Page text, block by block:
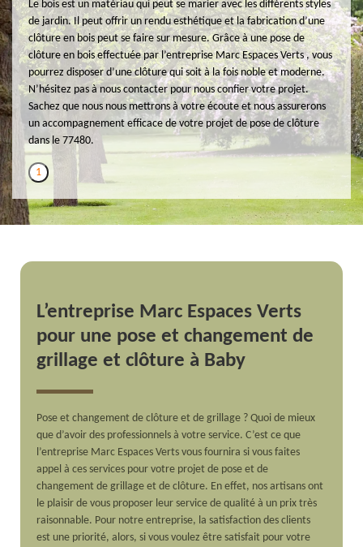
Le bois est un matériau qui peut se marier avec les différents styles
de jardin. Il peut offrir un rendu esthétique et la fabrication d’une
clôture en bois peut se faire sur mesure. Grâce à une pose de
clôture en bois effectuée par l’entreprise Marc Espaces Verts , vous
pourrez disposer d’une clôture qui soit à la fois noble et moderne.
N’hésitez pas à nous contacter pour nous confier votre projet.
Sachez que nous nous mettrons à votre écoute et nous assurerons
un accompagnement efficace de votre projet de pose de clôture
dans le 77480.
1
L’entreprise Marc Espaces Verts
pour une pose et changement de
grillage et clôture à Baby
Pose et changement de clôture et de grillage ? Quoi de mieux
que d’avoir des professionnels à votre service. C’est ce que
l’entreprise Marc Espaces Verts vous fournira si vous faites
appel à ces services pour votre projet de pose et de
changement de grillage et de clôture. En effet, nos artisans ont
le plaisir de vous proposer leur service de qualité à un prix très
raisonnable. Pour notre entreprise, la satisfaction des clients
est une priorité, alors, si vous voulez être satisfait pour votre